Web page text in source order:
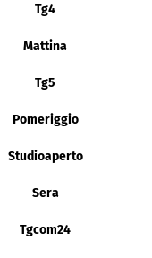
Tg4
Mattina
Tg5
Pomeriggio
Studioaperto
Sera
Tgcom24